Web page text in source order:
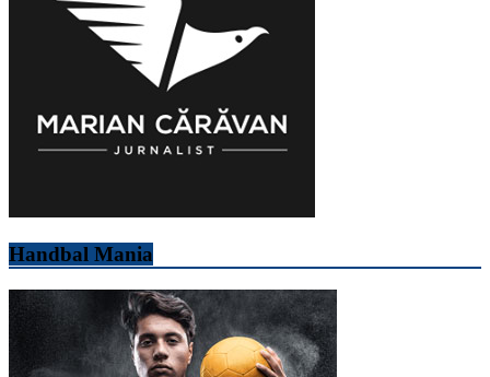
Handbal Mania